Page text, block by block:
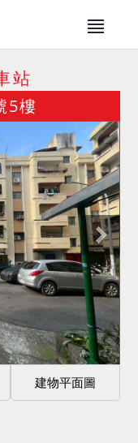
站
5樓
建物平面圖